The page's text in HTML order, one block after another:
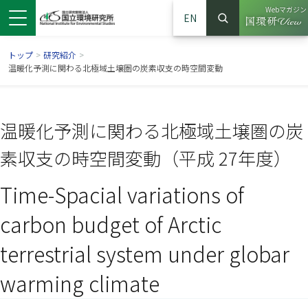
ドウで開きます）
ンドウで開きます）
ウインドウで開きます）
EN
サイト内検索
検索
Webマガジン
（別ウイ
トップ > 研究紹介 >
温暖化予測に関わる北極域土壌圏の炭素収支の時空間変動
温暖化予測に関わる北極域土壌圏の炭
素収支の時空間変動（平成 27年度）
Time-Spacial variations of
carbon budget of Arctic
terrestrial system under globar
warming climate